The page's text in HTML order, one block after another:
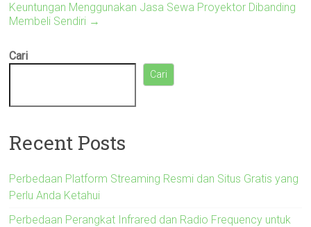
Keuntungan Menggunakan Jasa Sewa Proyektor Dibanding
Membeli Sendiri →
Cari
Cari
Recent Posts
Perbedaan Platform Streaming Resmi dan Situs Gratis yang
Perlu Anda Ketahui
Perbedaan Perangkat Infrared dan Radio Frequency untuk